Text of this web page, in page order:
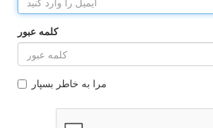
کلمه عبور
مرا به خاطر بسپار